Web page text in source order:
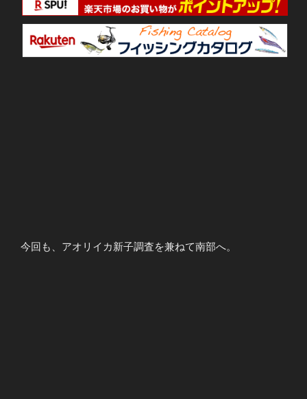
今回も、アオリイカ新子調査を兼ねて南部へ。